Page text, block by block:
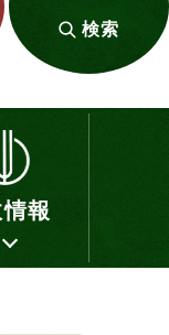
検索
報